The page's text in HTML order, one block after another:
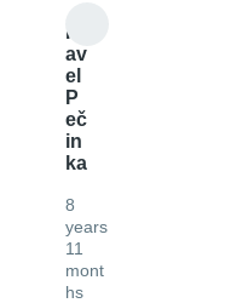
P
av
el
P
eč
in
ka
8
years
11
mont
hs